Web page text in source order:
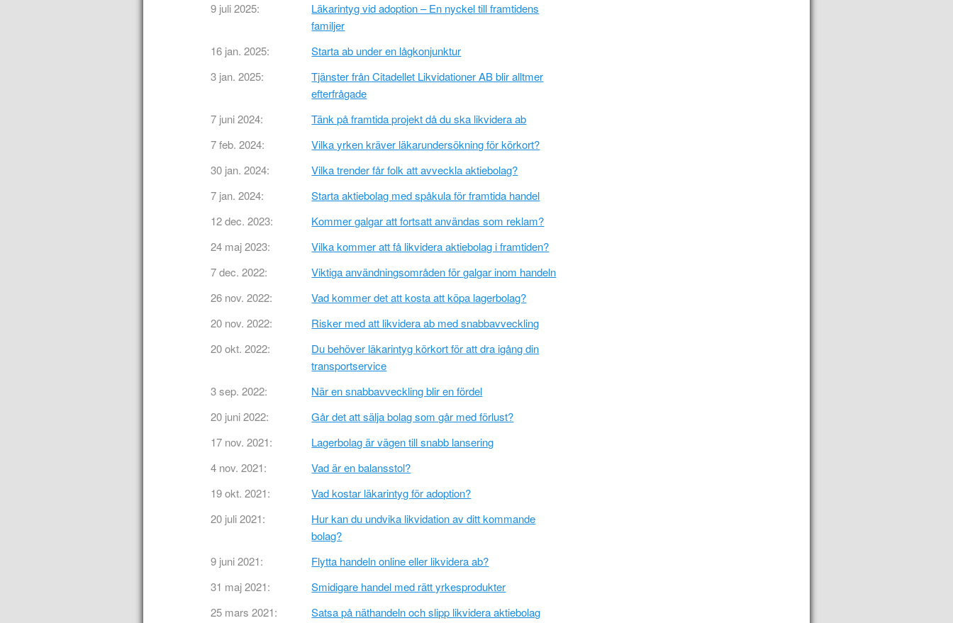
9 juli 2025:
Läkarintyg vid adoption – En nyckel till framtidens
familjer
16 jan. 2025:
Starta ab under en lågkonjunktur
3 jan. 2025:
Tjänster från Citadellet Likvidationer AB blir alltmer
efterfrågade
7 juni 2024:
Tänk på framtida projekt då du ska likvidera ab
7 feb. 2024:
Vilka yrken kräver läkarundersökning för körkort?
30 jan. 2024:
Vilka trender får folk att avveckla aktiebolag?
7 jan. 2024:
Starta aktiebolag med spåkula för framtida handel
12 dec. 2023:
Kommer galgar att fortsatt användas som reklam?
24 maj 2023:
Vilka kommer att få likvidera aktiebolag i framtiden?
7 dec. 2022:
Viktiga användningsområden för galgar inom handeln
26 nov. 2022:
Vad kommer det att kosta att köpa lagerbolag?
20 nov. 2022:
Risker med att likvidera ab med snabbavveckling
20 okt. 2022:
Du behöver läkarintyg körkort för att dra igång din
transportservice
3 sep. 2022:
När en snabbavveckling blir en fördel
20 juni 2022:
Går det att sälja bolag som går med förlust?
17 nov. 2021:
Lagerbolag är vägen till snabb lansering
4 nov. 2021:
Vad är en balansstol?
19 okt. 2021:
Vad kostar läkarintyg för adoption?
20 juli 2021:
Hur kan du undvika likvidation av ditt kommande
bolag?
9 juni 2021:
Flytta handeln online eller likvidera ab?
31 maj 2021:
Smidigare handel med rätt yrkesprodukter
25 mars 2021:
Satsa på näthandeln och slipp likvidera aktiebolag